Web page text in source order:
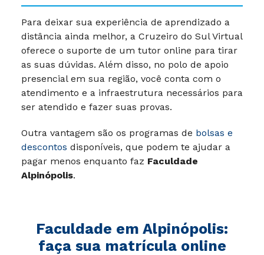
Para deixar sua experiência de aprendizado a
distância ainda melhor, a Cruzeiro do Sul Virtual
oferece o suporte de um tutor online para tirar
as suas dúvidas. Além disso, no polo de apoio
presencial em sua região, você conta com o
atendimento e a infraestrutura necessários para
ser atendido e fazer suas provas.
Outra vantagem são os programas de bolsas e
descontos disponíveis, que podem te ajudar a
pagar menos enquanto faz Faculdade
Alpinópolis.
Faculdade em Alpinópolis:
faça sua matrícula online